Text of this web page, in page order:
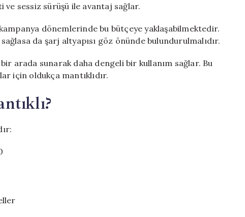
sessiz sürüşü ile avantaj sağlar.
dönemlerinde bu bütçeye yaklaşabilmektedir.
da şarj altyapısı göz önünde bulundurulmalıdır.
arada sunarak daha dengeli bir kullanım sağlar. Bu
için oldukça mantıklıdır.